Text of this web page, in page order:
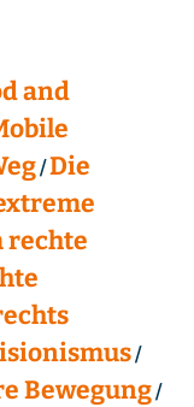
and
Die
rechte
Bewegung